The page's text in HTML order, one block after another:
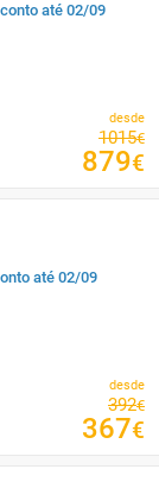
até 02/09
desde
1015€
879€
até 02/09
desde
392€
367€